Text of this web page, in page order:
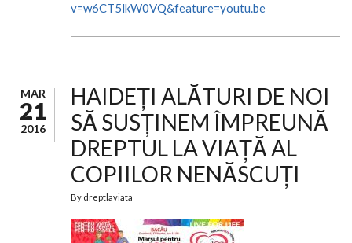
v=w6CT5lkW0VQ&feature=youtu.be
MAR
21
2016
HAIDEȚI ALĂTURI DE NOI
SĂ SUSȚINEM ÎMPREUNĂ
DREPTUL LA VIAȚĂ AL
COPIILOR NENĂSCUȚI
By dreptlaviata